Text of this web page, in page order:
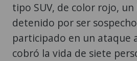
tipo SUV, de color rojo,
detenido por ser
participado en un ataque
cobró la vida de siete